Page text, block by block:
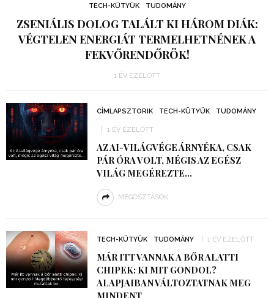
TECH-KÜTYÜK TUDOMÁNY
ZSENIÁLIS DOLOG TALÁLT KI HÁROM DIÁK:
VÉGTELEN ENERGIÁT TERMELHETNÉNEK A
FEKVŐRENDŐRÖK!
1 ÉV EZELŐTT
CÍMLAPSZTORIK TECH-KÜTYÜK TUDOMÁNY
1 ÉV EZELŐTT
AZ AI-VILÁGVÉGE ÁRNYÉKA, CSAK
PÁR ÓRA VOLT, MÉGIS AZ EGÉSZ
VILÁG MEGÉREZTE…
MEGOSZTÁSOK
TECH-KÜTYÜK TUDOMÁNY 1 ÉV EZELŐTT
MÁR ITT VANNAK A BŐR ALATTI
CHIPEK: KI MIT GONDOL?
ALAPJAIBAN VÁLTOZTATNAK MEG